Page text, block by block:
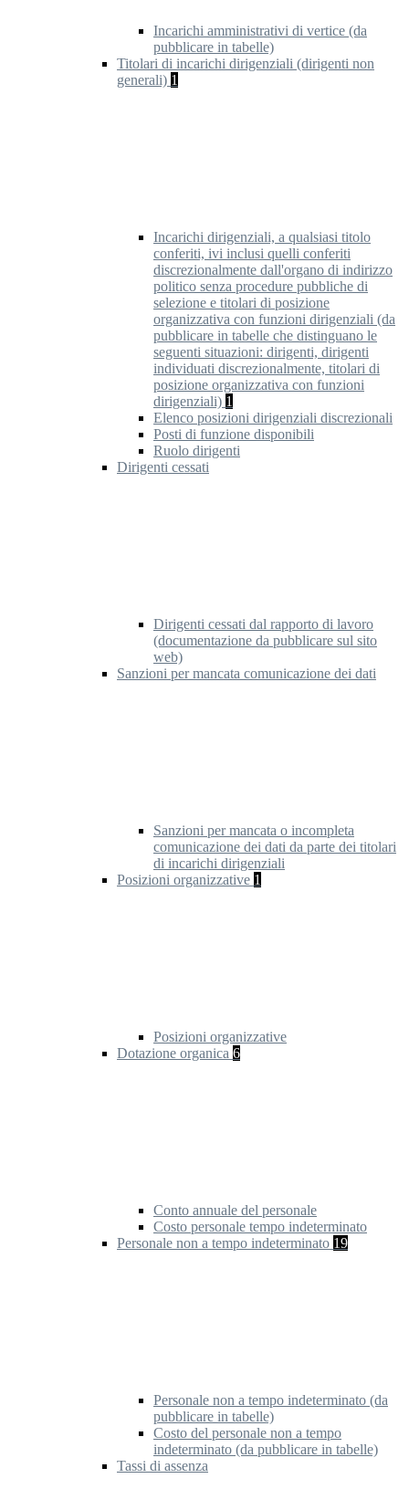
Incarichi amministrativi di vertice (da
pubblicare in tabelle)
Titolari di incarichi dirigenziali (dirigenti non
generali) 1
Incarichi dirigenziali, a qualsiasi titolo
conferiti, ivi inclusi quelli conferiti
discrezionalmente dall'organo di indirizzo
politico senza procedure pubbliche di
selezione e titolari di posizione
organizzativa con funzioni dirigenziali (da
pubblicare in tabelle che distinguano le
seguenti situazioni: dirigenti, dirigenti
individuati discrezionalmente, titolari di
posizione organizzativa con funzioni
dirigenziali) 1
Elenco posizioni dirigenziali discrezionali
Posti di funzione disponibili
Ruolo dirigenti
Dirigenti cessati
Dirigenti cessati dal rapporto di lavoro
(documentazione da pubblicare sul sito
web)
Sanzioni per mancata comunicazione dei dati
Sanzioni per mancata o incompleta
comunicazione dei dati da parte dei titolari
di incarichi dirigenziali
Posizioni organizzative 1
Posizioni organizzative
Dotazione organica 6
Conto annuale del personale
Costo personale tempo indeterminato
Personale non a tempo indeterminato 19
Personale non a tempo indeterminato (da
pubblicare in tabelle)
Costo del personale non a tempo
indeterminato (da pubblicare in tabelle)
Tassi di assenza